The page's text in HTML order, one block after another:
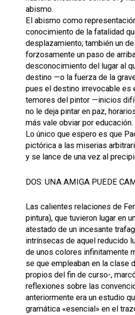
abismo.
El abismo como
conocimiento de la fatalidad
desplazamiento; también un
forzosamente un paso de
desconocimiento del lugar al
destino —o la fuerza de la
pues el destino irrevocable es
temores del pintor —inicios
no le deja pintar en paz,
más vale obviar por educación.
Lo único que espero es que
pictórica a las miserias
y se lance de una vez al
DOS: UNA AMIGA PUEDE
Las calientes relaciones de
pintura), que tuvieron lugar en
atestado de un incesante
intrínsecas de aquel reducido
de unos colores infinitamente
se que empleaban en la clase
propios del fin de curso-,
reflexiones sobre las
anteriormente era un estudio
gramática «esencial» en el